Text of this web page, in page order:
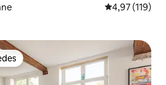
4,97 de uma
4,97 (119)
dos hóspedes